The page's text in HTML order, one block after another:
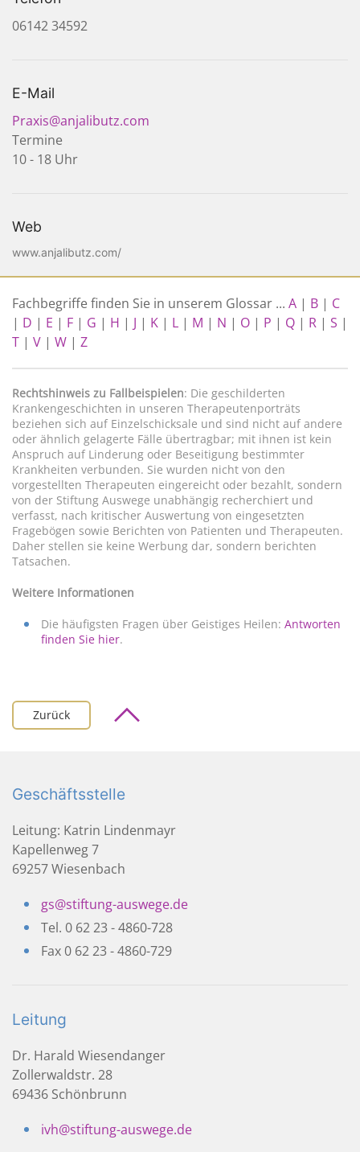
06142 34592
E-Mail
Praxis@anjalibutz.com
Termine
10 - 18 Uhr
Web
www.anjalibutz.com/
Fachbegriffe finden Sie in unserem Glossar ... A | B | C
| D | E | F | G | H | J | K | L | M | N | O | P | Q | R | S |
T | V | W | Z
Rechtshinweis zu Fallbeispielen: Die geschilderten
Krankengeschichten in unseren Therapeutenporträts
beziehen sich auf Einzelschicksale und sind nicht auf andere
oder ähnlich gelagerte Fälle übertragbar; mit ihnen ist kein
Anspruch auf Linderung oder Beseitigung bestimmter
Krankheiten verbunden. Sie wurden nicht von den
vorgestellten Therapeuten eingereicht oder bezahlt, sondern
von der Stiftung Auswege unabhängig recherchiert und
verfasst, nach kritischer Auswertung von eingesetzten
Fragebögen sowie Berichten von Patienten und Therapeuten.
Daher stellen sie keine Werbung dar, sondern berichten
Tatsachen.
Weitere Informationen
Die häufigsten Fragen über Geistiges Heilen: Antworten
finden Sie hier.
Zurück
Geschäftsstelle
Leitung: Katrin Lindenmayr
Kapellenweg 7
69257 Wiesenbach
gs@stiftung-auswege.de
Tel. 0 62 23 - 4860-728
Fax 0 62 23 - 4860-729
Leitung
Dr. Harald Wiesendanger
Zollerwaldstr. 28
69436 Schönbrunn
ivh@stiftung-auswege.de